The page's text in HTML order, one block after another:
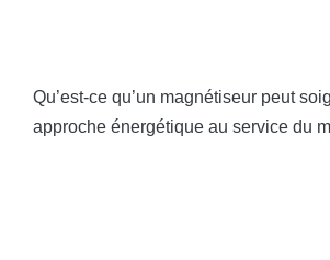
Qu’est-ce qu’un magnétiseur peut
approche énergétique au service du